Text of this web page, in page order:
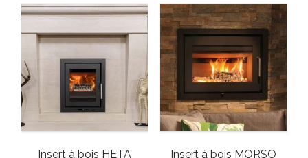
Insert à bois HETA
Insert à bois MORSO